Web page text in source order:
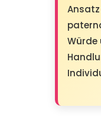
Würde